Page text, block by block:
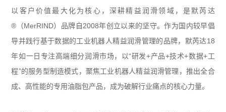
以客户价值最大化为核心，深耕精益润滑领域，是默芮达
® （MerRIND）品牌自2008年创立以来的坚守。作为国内较早倡
导并践行基于数据的工业机器人精益润滑管理的品牌，默芮达18
年如一日专注高端细分润滑市场，以“研发+产品+技术+数据+工
程”的服务型制造模式，聚焦工业机器人精益润滑管理，推出全合
成、高性能的专用油脂包产品，成为破解行业痛点的核心力量。